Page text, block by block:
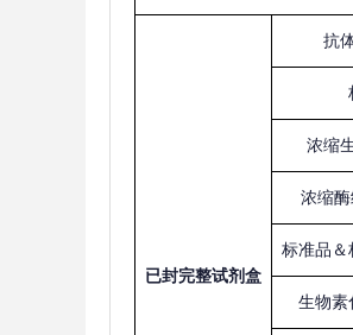
已封完整试剂盒
抗
浓缩
浓缩
标准品＆
生物素